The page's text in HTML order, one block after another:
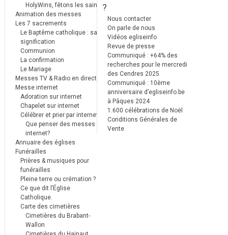
HolyWins, fêtons les saints !
Animation des messes
Les 7 sacrements
Le Baptême catholique : sa
signification
Communion
La confirmation
Le Mariage
Messes TV & Radio en direct
Messe internet
Adoration sur internet
Chapelet sur internet
Célébrer et prier par internet
Que penser des messes
internet?
Annuaire des églises
Funérailles
Prières & musiques pour
funérailles
Pleine terre ou crémation ?
Ce que dit l’Église
Catholique.
Carte des cimetières
Cimetières du Brabant-
Wallon
?
Nous contacter
On parle de nous
Vidéos egliseinfo
Revue de presse
Communiqué : +64% des
recherches pour le mercredi
des Cendres 2025
Communiqué : 10ème
anniversaire d’egliseinfo.be
à Pâques 2024
1.600 célébrations de Noël
Conditions Générales de
Vente